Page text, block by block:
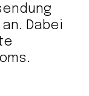
Dabei